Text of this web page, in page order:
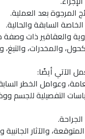
المرجوة بعد العملية.
السابقة والحالية.
والعقاقير ذات وصفة
والمخدرات،
الآتي أيضًا:
وعوامل الخطر
التفصيلية للجسم
والآثار